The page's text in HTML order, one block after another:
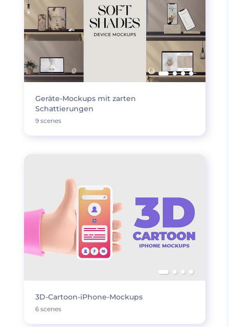
Geräte-Mockups mit zarten
Schattierungen
9 scenes
3D-Cartoon-iPhone-Mockups
6 scenes